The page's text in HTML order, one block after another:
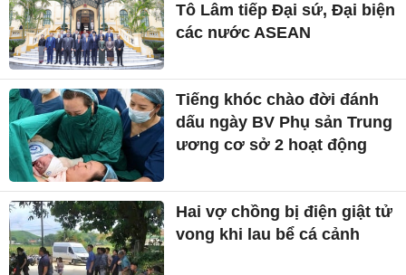
Tô Lâm tiếp Đại sứ, Đại biện
các nước ASEAN
Tiếng khóc chào đời đánh
dấu ngày BV Phụ sản Trung
ương cơ sở 2 hoạt động
Hai vợ chồng bị điện giật tử
vong khi lau bể cá cảnh